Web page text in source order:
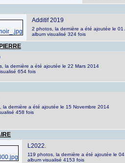
Additif 2019
2 photos, la dernière a été ajoutée le 01
album visualisé 324 fois
la dernière a été ajoutée le 22 Mars 2014
654 fois
la dernière a été ajoutée le 15 Novembre 2014
458 fois
L2022.
119 photos, la dernière a été ajoutée le
album visualisé 4153 fois